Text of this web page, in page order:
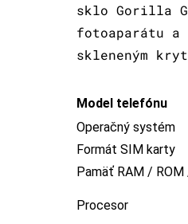
sklo Gorilla
fotoaparátu a
skleneným
Model telefónu
Operačný systém
Formát SIM karty
Pamäť RAM / ROM
Procesor